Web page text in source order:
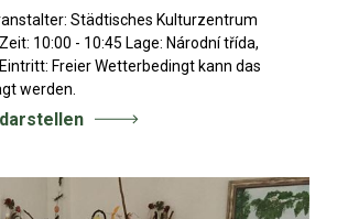
Städtisches Kulturzentrum
10:00 - 10:45 Lage: Národní třída,
Freier Wetterbedingt kann das
werden.